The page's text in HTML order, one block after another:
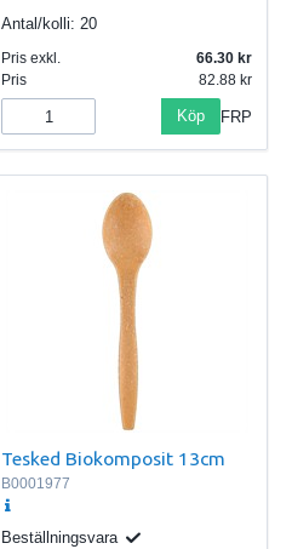
Antal/kolli:20
Pris exkl.
66.30
Pris
82.88
Köp FRP
Tesked Biokomposit 13cm
B0001977
Beställningsvara